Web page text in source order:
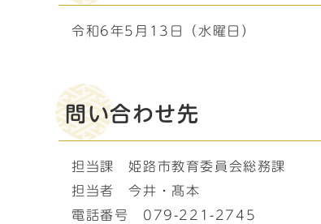
令和6年5月13日（水曜日）
問い合わせ先
担当課 姫路市教育委員会総務課
担当者 今井・髙本
電話番号 079-221-2745